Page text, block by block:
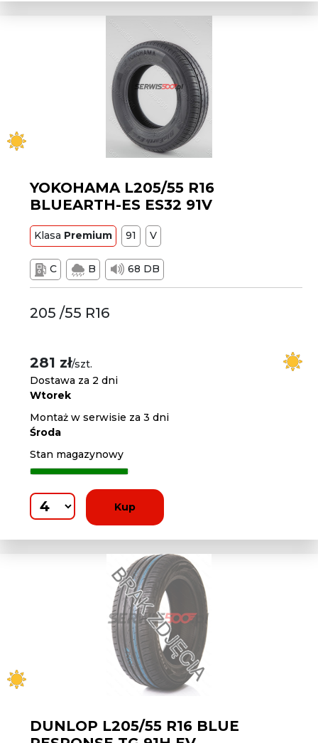
YOKOHAMA L205/55 R16
BLUEARTH-ES ES32 91V
Klasa Premium 91 V
C B 68 DB
205 /55 R16
281 zł/szt.
Dostawa za 2 dni
Wtorek
Montaż w serwisie za 3 dni
Środa
Stan magazynowy
Kup
DUNLOP L205/55 R16 BLUE